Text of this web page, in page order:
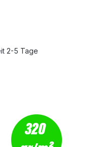
2-5 Tage